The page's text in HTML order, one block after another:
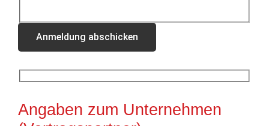
Angaben zum Unternehmen